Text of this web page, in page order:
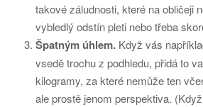
takové záludnosti, které na obličeji
vybledlý odstín pleti nebo třeba
Špatným úhlem. Když vás
vsedě trochu z podhledu, přidá to
kilogramy, za které nemůže ten
ale prostě jenom perspektiva.